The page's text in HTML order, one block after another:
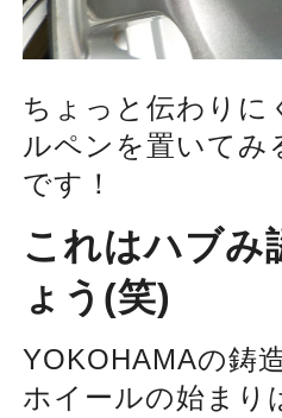
ちょっと伝わりに
ルペンを置いてみ
です！
これはハブみ
ょう(笑)
YOKOHAMAの鋳
ホイールの始まり